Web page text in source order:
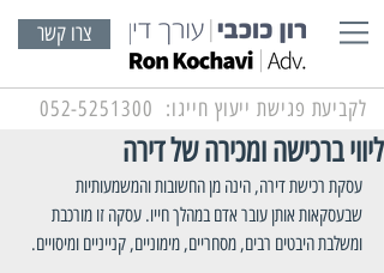
צרו קשר
לקביעת פגישת ייעוץ חייגו: 052-5251300
ליווי ברכישה ומכירה של דירה
עסקת רכישת דירה, הינה מן החשובות והמשמעותיות
שבעסקאות אותן עובר אדם במהלך חייו. עסקה זו מורכבת
ומשלבת היבטים רבים, מסחריים, מימוניים, קנייניים ומיסויים.